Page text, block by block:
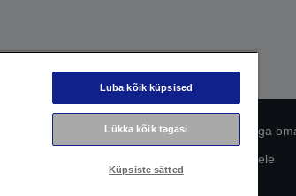
EU Data Act Compliance Võtke meiega
Epsoni pühendumine juurdepääsetavusele
Luba kõik küpsised
Lükka kõik tagasi
Küpsiste sätted